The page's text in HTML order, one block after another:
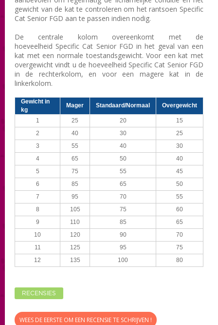
gewicht van de katte controleren om het rantsoen Specific
Cat Senior FGD aan te passen indien nodig.
De centrale
kolom
overeenkomt met de
hoeveelheid Specific Cat Senior FGD in het geval van een
kat met een normale toestandsgewicht. Voor een kat met
overgewicht vindt u de hoeveelheid Specific Cat Senior FGD
in de
rechterkolom, en voor een magere kat in de
linkerkolom.
Gewicht in
kg
Mager Standaard/Normaal Overgewicht
1 25 20
15
2
40 30
25
3
55 40
30
4
65 50
40
5
75 55
45
6
85 65
50
7
95 70
55
8
105 75
60
9
110 85
65
10
120 90
70
11
125 95
75
12
135 100 80
RECENSIES
WEES DE EERSTE OM EEN RECENSIE TE SCHRIJVEN !